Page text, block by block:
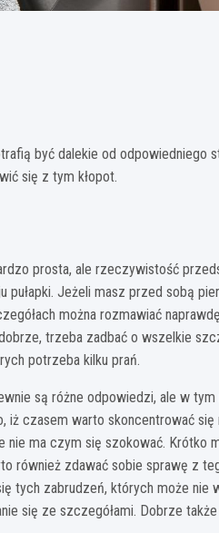
być dalekie od odpowiedniego
się z tym kłopot.
prosta, ale rzeczywistość
pułapki. Jeżeli masz przed sobą
można rozmawiać
trzeba zadbać o wszelkie
potrzeba kilku prań.
są różne odpowiedzi, ale w
czasem warto skoncentrować się
ma czym się szokować. Krótko
również zdawać sobie sprawę z
tych zabrudzeń, których może nie
się ze szczegółami. Dobrze